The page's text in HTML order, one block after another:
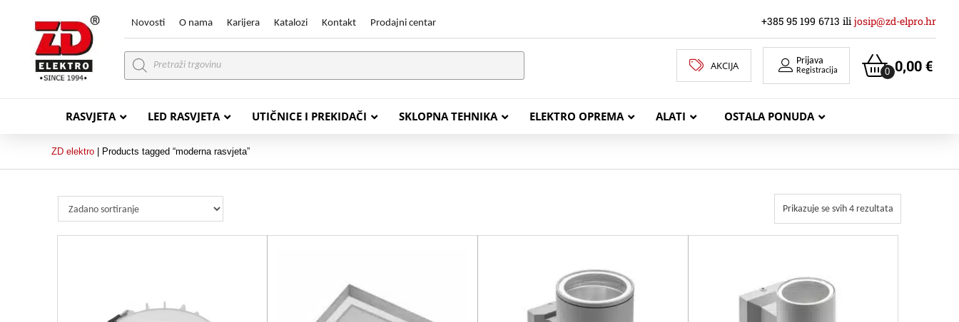
Novosti O nama Karijera Katalozi Kontakt Prodajni centar +385 95 199 6713 ili josip@zd-elpro.hr
Products
search
AKCIJA Prijava
Registracija 0,00€
0
RASVJETA LED RASVJETA UTIČNICE I PREKIDAČI SKLOPNA TEHNIKA ELEKTRO OPREMA ALATI OSTALA PONUDA
PVC VODIČI
PP/L (H03VV-F)
NHXH FE180/E90
PP00 Podzemni Kabel
PP00-A
MREŽNI LAN KABELI
KOAKSIJALNI KABELI
TELEKOMUNIKACIJSKI KABELI
ZVUČNIČKI KABEL
ZD elektro Products tagged “moderna rasvjeta”
Prikazuje se svih 4 rezultata